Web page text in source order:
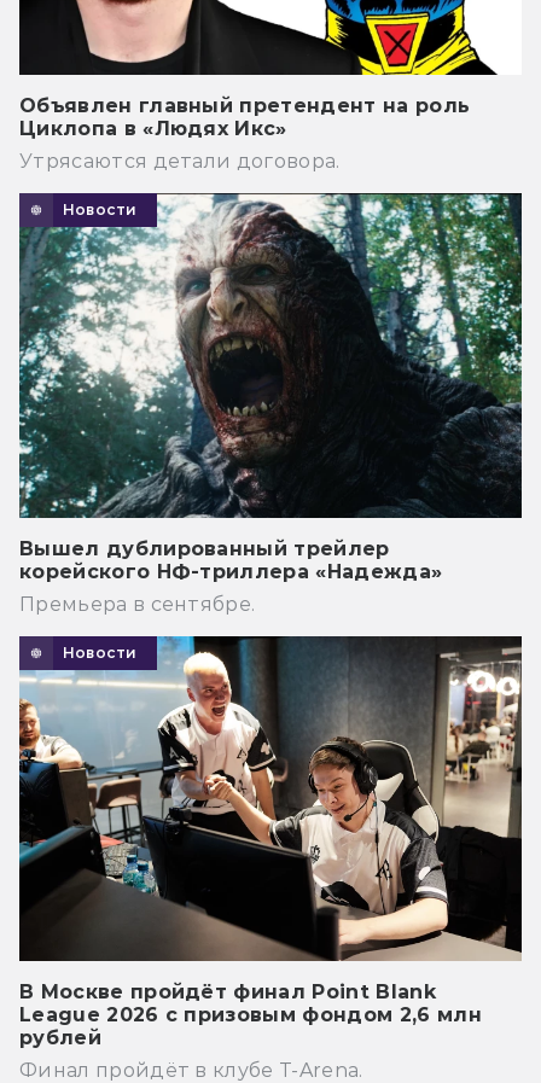
Объявлен главный претендент на роль
Циклопа в «Людях Икс»
Утрясаются детали договора.
Новости
Вышел дублированный трейлер
корейского НФ-триллера «Надежда»
Премьера в сентябре.
Новости
В Москве пройдёт финал Point Blank
League 2026 с призовым фондом 2,6 млн
рублей
Финал пройдёт в клубе T-Arena.